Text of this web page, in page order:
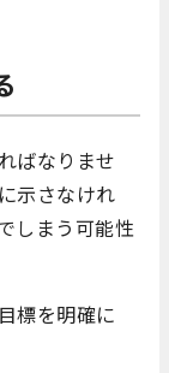
ばなりませ
示さなけれ
しまう可能性
標を明確に